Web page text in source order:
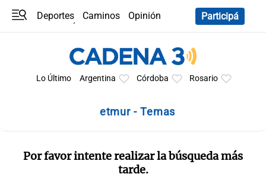
Deportes Caminos
Opinión
Participá
Lo Último Argentina Córdoba Rosario
etmur - Temas
Por favor intente realizar la búsqueda más
tarde.